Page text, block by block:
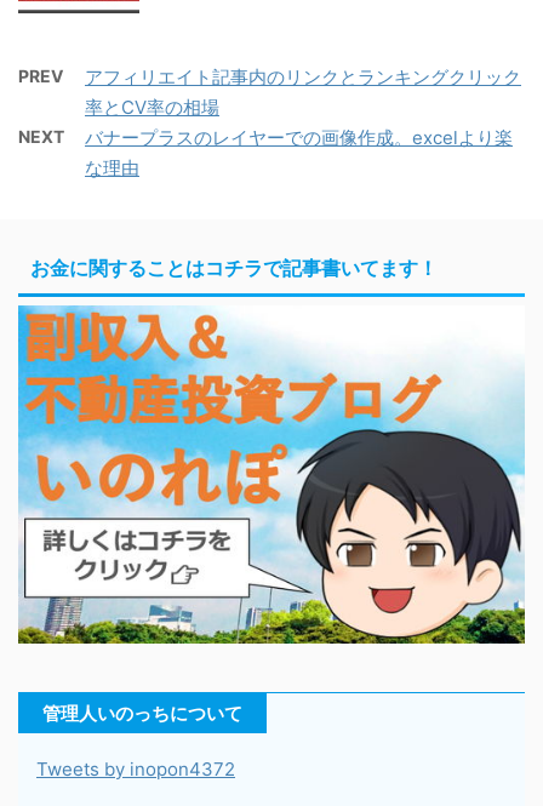
PREV
アフィリエイト記事内のリンクとランキングクリック
率とCV率の相場
NEXT
バナープラスのレイヤーでの画像作成。excelより楽
な理由
お金に関することはコチラで記事書いてます！
管理人いのっちについて
Tweets by inopon4372